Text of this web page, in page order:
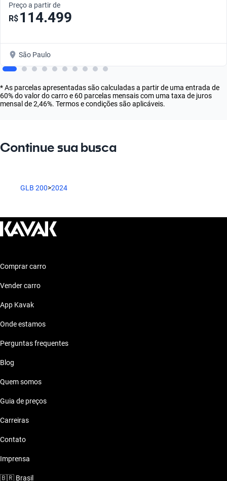
Preço a partir de
R$ 114.499
São Paulo
* As parcelas apresentadas são calculadas a partir de uma entrada de
60% do valor do carro e 60 parcelas mensais com uma taxa de juros
mensal de 2,46%. Termos e condições são aplicáveis.
Continue sua busca
GLB 200>2024
Comprar carro
Vender carro
App Kavak
Onde estamos
Perguntas frequentes
Blog
Quem somos
Guia de preços
Carreiras
Contato
Imprensa
🇧🇷 Brasil